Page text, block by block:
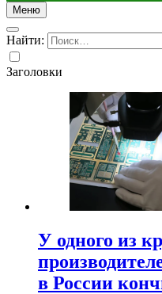
Меню
Найти:
Заголовки
У одного из
в России